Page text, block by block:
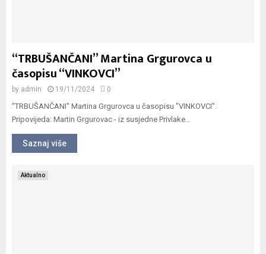
“TRBUŠANČANI” Martina Grgurovca u
časopisu “VINKOVCI”
by admin 19/11/2024 0
"TRBUŠANČANI" Martina Grgurovca u časopisu "VINKOVCI".
Pripovijeda: Martin Grgurovac - iz susjedne Privlake...
Saznaj više
Aktualno